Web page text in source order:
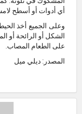
أي أدوات أو أسطح
وعلى الجميع أخذ
الشكل أو الرائحة أو
على الطعام المصاب.
المصدر: ديلي ميل